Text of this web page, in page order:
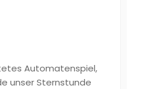
Automatenspiel,
unser Sternstunde